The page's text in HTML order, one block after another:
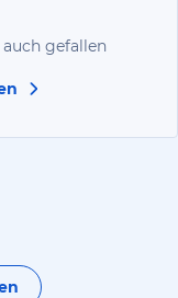
gefallen